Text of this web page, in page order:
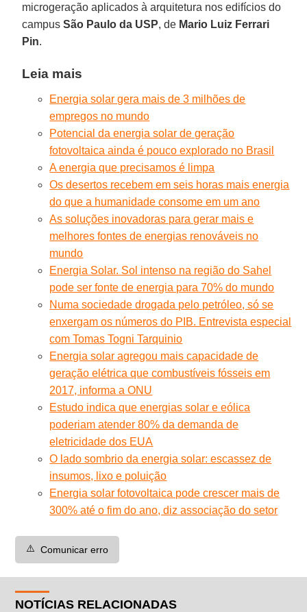
microgeração aplicados à arquitetura nos edifícios do
campusSão Paulo da USP, de Mario Luiz Ferrari
Pin.
Leia mais
Energia solar gera mais de 3 milhões de
empregos no mundo
Potencial da energia solar de geração
fotovoltaica ainda é pouco explorado no Brasil
A energia que precisamos é limpa
Os desertos recebem em seis horas mais energia
do que a humanidade consome em um ano
As soluções inovadoras para gerar mais e
melhores fontes de energias renováveis no
mundo
Energia Solar. Sol intenso na região do Sahel
pode ser fonte de energia para 70% do mundo
Numa sociedade drogada pelo petróleo, só se
enxergam os números do PIB. Entrevista especial
com Tomas Togni Tarquinio
Energia solar agregou mais capacidade de
geração elétrica que combustíveis fósseis em
2017, informa a ONU
Estudo indica que energias solar e eólica
poderiam atender 80% da demanda de
eletricidade dos EUA
O lado sombrio da energia solar: escassez de
insumos, lixo e poluição
Energia solar fotovoltaica pode crescer mais de
300% até o fim do ano, diz associação do setor
⚠️ Comunicar erro
NOTÍCIAS RELACIONADAS